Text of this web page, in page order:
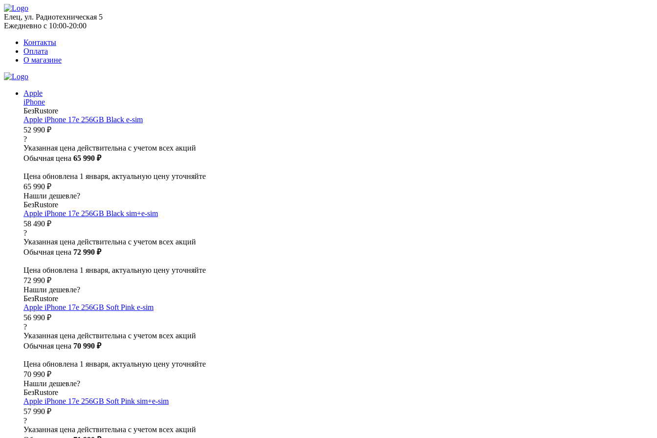
Елец, ул. Радиотехническая 5
Ежедневно с 10:00-20:00
Контакты
Оплата
О магазине
Apple
iPhone
БезRustore
Apple iPhone 17e 256GB Black e-sim
52 990 ₽
?
Указанная цена действительна с учетом всех акций
Обычная цена 65 990 ₽
Цена обновлена 1 января, актуальную цену уточняйте
65 990 ₽
Нашли дешевле?
БезRustore
Apple iPhone 17e 256GB Black sim+e-sim
58 490 ₽
?
Указанная цена действительна с учетом всех акций
Обычная цена 72 990 ₽
Цена обновлена 1 января, актуальную цену уточняйте
72 990 ₽
Нашли дешевле?
БезRustore
Apple iPhone 17e 256GB Soft Pink e-sim
56 990 ₽
?
Указанная цена действительна с учетом всех акций
Обычная цена 70 990 ₽
Цена обновлена 1 января, актуальную цену уточняйте
70 990 ₽
Нашли дешевле?
БезRustore
Apple iPhone 17e 256GB Soft Pink sim+e-sim
57 990 ₽
?
Указанная цена действительна с учетом всех акций